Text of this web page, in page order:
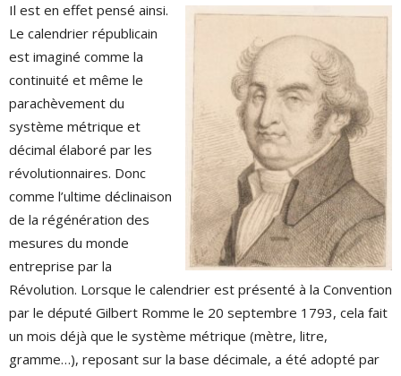
Il est en effet pensé ainsi.
Le calendrier républicain
est imaginé comme la
continuité et même le
parachèvement du
système métrique et
décimal élaboré par les
révolutionnaires. Donc
comme l’ultime déclinaison
de la régénération des
mesures du monde
entreprise par la
Révolution. Lorsque le calendrier est présenté à la Convention
par le député Gilbert Romme le 20 septembre 1793, cela fait
un mois déjà que le système métrique (mètre, litre,
gramme…), reposant sur la base décimale, a été adopté par